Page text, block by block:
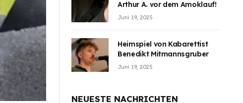
Arthur A. vor dem Amoklauf!
Juni 19, 2025
Heimspiel von Kabarettist
Benedikt Mitmannsgruber
Juni 19, 2025
NEUESTE NACHRICHTEN